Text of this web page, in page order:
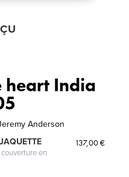
heart India
Anderson
en
137,00 €